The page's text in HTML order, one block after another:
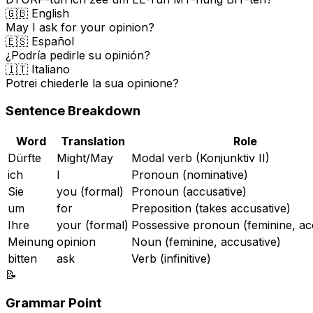
🇬🇧 English
May I ask for your opinion?
🇪🇸 Español
¿Podría pedirle su opinión?
🇮🇹 Italiano
Potrei chiederle la sua opinione?
Sentence Breakdown
Word Translation
Role
Dürfte
Might/May
Modal verb (Konjunktiv II)
ich
I
Pronoun (nominative)
Sie
you (formal)
Pronoun (accusative)
um
for
Preposition (takes accusative)
Ihre
your (formal) Possessive pronoun (feminine,
Meinung opinion
Noun (feminine, accusative)
bitten
ask
Verb (infinitive)
📝
Grammar Point